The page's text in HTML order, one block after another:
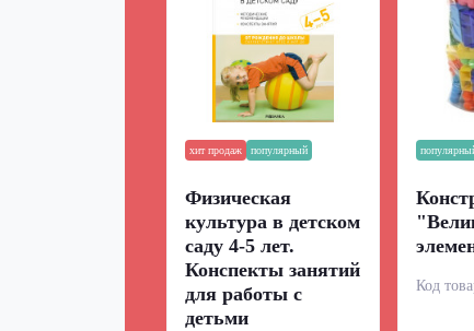
хит продаж популярный
Физическая
культура в детском
саду 4-5 лет.
Конспекты занятий
для работы с
детьми
Код